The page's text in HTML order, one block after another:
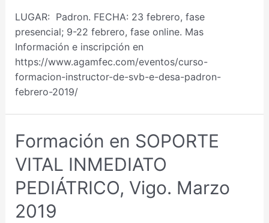
LUGAR: Padron. FECHA: 23 febrero, fase
presencial; 9-22 febrero, fase online. Mas
Información e inscripción en
https://www.agamfec.com/eventos/curso-
formacion-instructor-de-svb-e-desa-padron-
febrero-2019/
Formación en SOPORTE
VITAL INMEDIATO
PEDIÁTRICO, Vigo. Marzo
2019